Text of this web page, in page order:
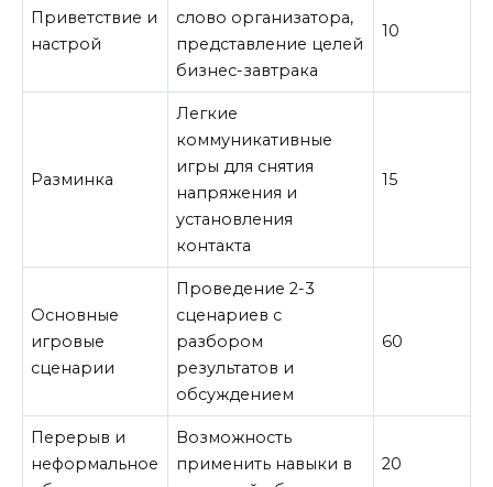
Приветствие и
настрой
слово организатора,
представление целей
бизнес-завтрака
10
Разминка
Легкие
коммуникативные
игры для снятия
напряжения и
установления
контакта
15
Основные
игровые
сценарии
Проведение 2-3
сценариев с
разбором
результатов и
обсуждением
60
Перерыв и
неформальное
Возможность
применить навыки в
20